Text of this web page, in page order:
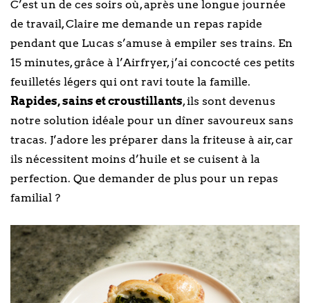
C’est un de ces soirs où, après une longue journée
de travail, Claire me demande un repas rapide
pendant que Lucas s’amuse à empiler ses trains. En
15 minutes, grâce à l’Airfryer, j’ai concocté ces petits
feuilletés légers qui ont ravi toute la famille.
Rapides, sains et croustillants, ils sont devenus
notre solution idéale pour un dîner savoureux sans
tracas. J’adore les préparer dans la friteuse à air, car
ils nécessitent moins d’huile et se cuisent à la
perfection. Que demander de plus pour un repas
familial ?